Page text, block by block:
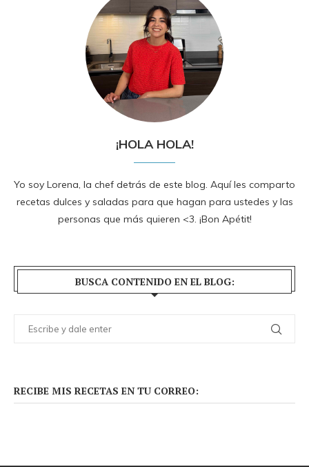
¡HOLA HOLA!
Yo soy Lorena, la chef detrás de este blog. Aquí les comparto
recetas dulces y saladas para que hagan para ustedes y las
personas que más quieren <3. ¡Bon Apétit!
BUSCA CONTENIDO EN EL BLOG:
RECIBE MIS RECETAS EN TU CORREO: